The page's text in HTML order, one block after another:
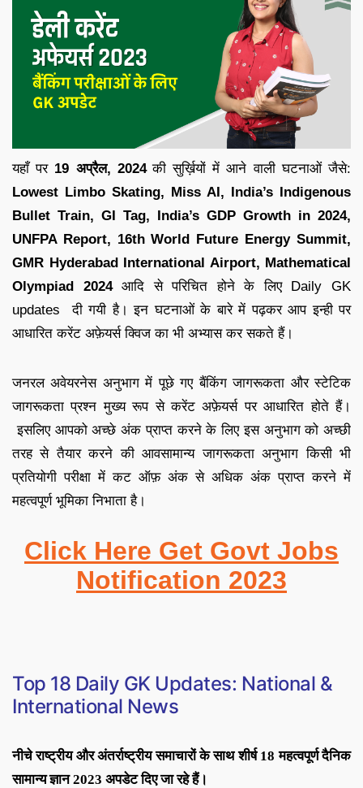
यहाँ पर19 अप्रैल, 2024 की सुर्ख़ियों में आने वाली घटनाओं जैसे:
Lowest Limbo Skating, Miss AI, India’s Indigenous
Bullet Train, GI Tag, India’s GDP Growth in 2024,
UNFPA Report, 16th World Future Energy Summit,
GMR Hyderabad International Airport, Mathematical
Olympiad 2024
आदि से परिचित होने के लिए
Daily GK
updates
दी गयी है। इन घटनाओं के बारे में पढ़कर आप इन्ही पर
आधारित करेंट अफ़ेयर्स क्विज का भी अभ्यास कर सकते हैं।
जनरल अवेयरनेस अनुभाग में पूछे गए बैंकिंग जागरूकता और स्टेटिक
जागरूकता प्रश्न मुख्य रूप से करेंट अफ़ेयर्स पर आधारित होते हैं।
इसलिए आपको अच्छे अंक प्राप्त करने के लिए इस अनुभाग को अच्छी
तरह से तैयार करने की आवसामान्य जागरूकता अनुभाग किसी भी
प्रतियोगी परीक्षा में कट ऑफ़ अंक से अधिक अंक प्राप्त करने में
महत्वपूर्ण भूमिका निभाता है।
Click Here Get Govt Jobs
Notification 2023
Top 18 Daily GK Updates: National &
International News
नीचे राष्ट्रीय और अंतर्राष्ट्रीय समाचारों के साथ शीर्ष 18 महत्वपूर्ण दैनिक
सामान्य ज्ञान 2023 अपडेट दिए जा रहे हैं।